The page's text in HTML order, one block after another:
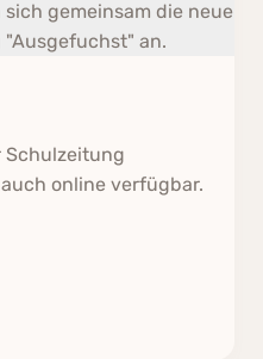
Schulzeitung
online verfügbar.